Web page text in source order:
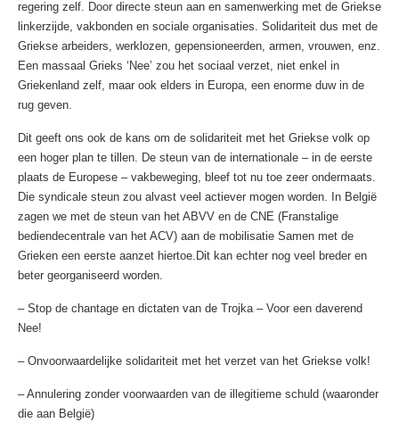
regering zelf. Door directe steun aan en samenwerking met de Griekse
linkerzijde, vakbonden en sociale organisaties. Solidariteit dus met de
Griekse arbeiders, werklozen, gepensioneerden, armen, vrouwen, enz.
Een massaal Grieks ‘Nee’ zou het sociaal verzet, niet enkel in
Griekenland zelf, maar ook elders in Europa, een enorme duw in de
rug geven.
Dit geeft ons ook de kans om de solidariteit met het Griekse volk op
een hoger plan te tillen. De steun van de internationale – in de eerste
plaats de Europese – vakbeweging, bleef tot nu toe zeer ondermaats.
Die syndicale steun zou alvast veel actiever mogen worden. In België
zagen we met de steun van het ABVV en de CNE (Franstalige
bediendecentrale van het ACV) aan de mobilisatie Samen met de
Grieken een eerste aanzet hiertoe.Dit kan echter nog veel breder en
beter georganiseerd worden.
– Stop de chantage en dictaten van de Trojka – Voor een daverend
Nee!
– Onvoorwaardelijke solidariteit met het verzet van het Griekse volk!
– Annulering zonder voorwaarden van de illegitieme schuld (waaronder
die aan België)